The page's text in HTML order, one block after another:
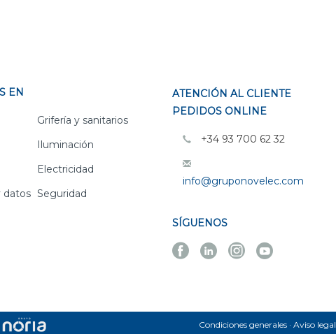
EN
Grifería y sanitarios
Iluminación
Electricidad
datos Seguridad
ATENCIÓN AL CLIENTE
PEDIDOS ONLINE
+34 93 700 62 32
info@gruponovelec.com
SÍGUENOS
Facebook
Linkedin
Instagram
Youtube
Condiciones generales Aviso legal